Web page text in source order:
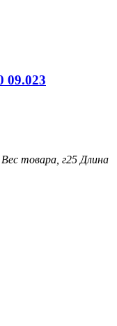
09.023
Вес товара, г25 Длина